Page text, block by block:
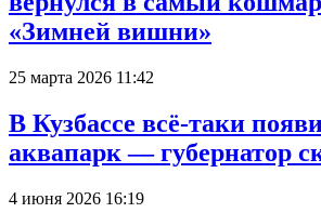
«Зимней вишни»
25 марта 2026 11:42
В Кузбассе всё-таки
аквапарк — губернатор
4 июня 2026 16:19